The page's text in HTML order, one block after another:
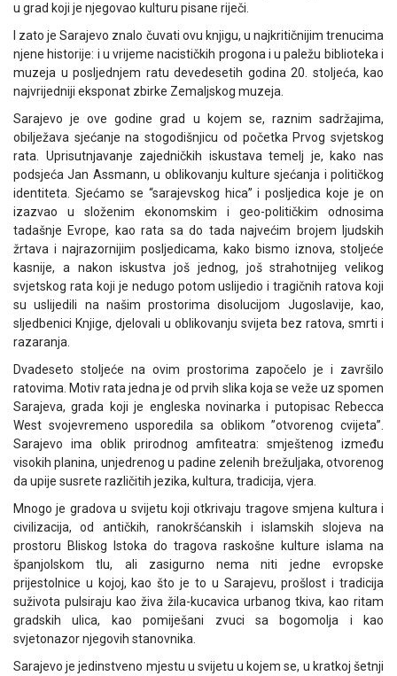
u grad koji je njegovao kulturu pisane riječi.
I zato je Sarajevo znalo čuvati ovu knjigu, u najkritičnijim trenucima
njene historije: i u vrijeme nacističkih progona i u paležu biblioteka i
muzeja u posljednjem ratu devedesetih godina 20. stoljeća, kao
najvrijedniji eksponat zbirke Zemaljskog muzeja.
Sarajevo je ove godine grad u kojem se, raznim sadržajima,
obilježava sjećanje na stogodišnjicu od početka Prvog svjetskog
rata. Uprisutnjavanje zajedničkih iskustava temelj je, kako nas
podsjeća Jan Assmann, u oblikovanju kulture sjećanja i političkog
identiteta. Sjećamo se “sarajevskog hica” i posljedica koje je on
izazvao u složenim ekonomskim i geo-političkim odnosima
tadašnje Evrope, kao rata sa do tada najvećim brojem ljudskih
žrtava i najrazornijim posljedicama, kako bismo iznova, stoljeće
kasnije, a nakon iskustva još jednog, još strahotnijeg velikog
svjetskog rata koji je nedugo potom uslijedio i tragičnih ratova koji
su uslijedili na našim prostorima disolucijom Jugoslavije, kao,
sljedbenici Knjige, djelovali u oblikovanju svijeta bez ratova, smrti i
razaranja.
Dvadeseto stoljeće na ovim prostorima započelo je i završilo
ratovima. Motiv rata jedna je od prvih slika koja se veže uz spomen
Sarajeva, grada koji je engleska novinarka i putopisac Rebecca
West svojevremeno usporedila sa oblikom ”otvorenog cvijeta”.
Sarajevo ima oblik prirodnog amfiteatra: smještenog između
visokih planina, unjedrenog u padine zelenih brežuljaka, otvorenog
da upije susrete različitih jezika, kultura, tradicija, vjera.
Mnogo je gradova u svijetu koji otkrivaju tragove smjena kultura i
civilizacija, od antičkih, ranokršćanskih i islamskih slojeva na
prostoru Bliskog Istoka do tragova raskošne kulture islama na
španjolskom tlu, ali zasigurno nema niti jedne evropske
prijestolnice u kojoj, kao što je to u Sarajevu, prošlost i tradicija
suživota pulsiraju kao živa žila-kucavica urbanog tkiva, kao ritam
gradskih ulica, kao pomiješani zvuci sa bogomolja i kao
svjetonazor njegovih stanovnika.
Sarajevo je jedinstveno mjestu u svijetu u kojem se, u kratkoj šetnji